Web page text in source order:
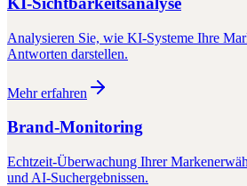
Analysieren Sie, wie KI-Systeme Ihre
Antworten darstellen.
Mehr erfahren
Brand-Monitoring
Echtzeit-Überwachung Ihrer
und AI-Suchergebnissen.